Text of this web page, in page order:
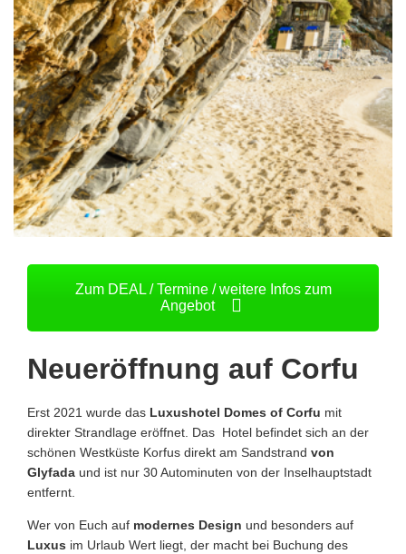
Zum DEAL / Termine / weitere Infos zum
Angebot
Neueröffnung auf Corfu
Erst 2021 wurde das Luxushotel Domes of Corfu mit
direkter Strandlage eröffnet. Das Hotel befindet sich an der
schönen Westküste Korfus direkt am Sandstrand von
Glyfada und ist nur 30 Autominuten von der Inselhauptstadt
entfernt.
Wer von Euch auf modernes Design und besonders auf
Luxus im Urlaub Wert liegt, der macht bei Buchung des